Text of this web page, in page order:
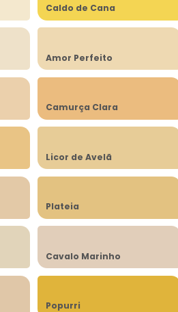
Caldo de Cana
Amor Perfeito
Camurça Clara
Licor de Avelã
Plateia
Cavalo Marinho
Popurri